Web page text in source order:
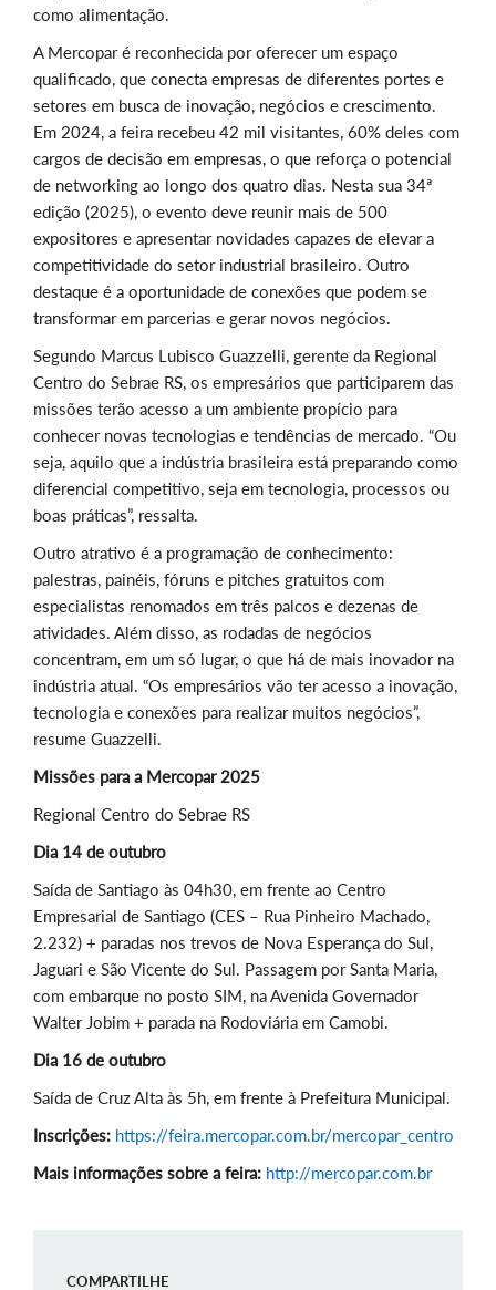
como alimentação.
A Mercopar é reconhecida por oferecer um espaço
qualificado, que conecta empresas de diferentes portes e
setores em busca de inovação, negócios e crescimento.
Em 2024, a feira recebeu 42 mil visitantes, 60% deles com
cargos de decisão em empresas, o que reforça o potencial
de networking ao longo dos quatro dias. Nesta sua 34ª
edição (2025), o evento deve reunir mais de 500
expositores e apresentar novidades capazes de elevar a
competitividade do setor industrial brasileiro. Outro
destaque é a oportunidade de conexões que podem se
transformar em parcerias e gerar novos negócios.
Segundo Marcus Lubisco Guazzelli, gerente da Regional
Centro do Sebrae RS, os empresários que participarem das
missões terão acesso a um ambiente propício para
conhecer novas tecnologias e tendências de mercado. “Ou
seja, aquilo que a indústria brasileira está preparando como
diferencial competitivo, seja em tecnologia, processos ou
boas práticas”, ressalta.
Outro atrativo é a programação de conhecimento:
palestras, painéis, fóruns e pitches gratuitos com
especialistas renomados em três palcos e dezenas de
atividades. Além disso, as rodadas de negócios
concentram, em um só lugar, o que há de mais inovador na
indústria atual. “Os empresários vão ter acesso a inovação,
tecnologia e conexões para realizar muitos negócios”,
resume Guazzelli.
Missões para a Mercopar 2025
Regional Centro do Sebrae RS
Dia 14 de outubro
Saída de Santiago às 04h30, em frente ao Centro
Empresarial de Santiago (CES – Rua Pinheiro Machado,
2.232) + paradas nos trevos de Nova Esperança do Sul,
Jaguari e São Vicente do Sul. Passagem por Santa Maria,
com embarque no posto SIM, na Avenida Governador
Walter Jobim + parada na Rodoviária em Camobi.
Dia 16 de outubro
Saída de Cruz Alta às 5h, em frente à Prefeitura Municipal.
Inscrições: https://feira.mercopar.com.br/mercopar_centro
Mais informações sobre a feira: http://mercopar.com.br
COMPARTILHE